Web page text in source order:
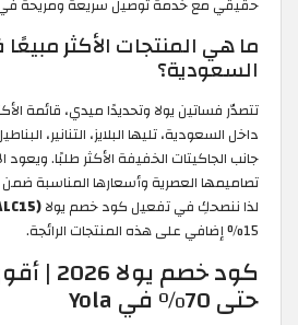
ما هي المنتجات الأكثر
السعودية؟
داخل السعودية، تليها البلايز، التنانير،
جانب الجاكيتات الخفيفة الأكثر طلبًا. ويعود
تصاميمها العصرية وأسعارها المناسبة
لذا ننصحكِ في تفعيل كود خصم يولا(ALC15)
15% إضافي على هذه المنتجات الرائجة.
كود خصم
حتى 70% في Yola